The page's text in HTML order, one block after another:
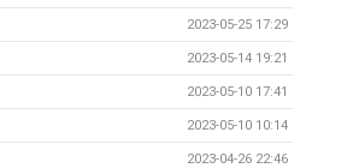
2023-05-25 17:29
2023-05-14 19:21
2023-05-10 17:41
2023-05-10 10:14
2023-04-26 22:46